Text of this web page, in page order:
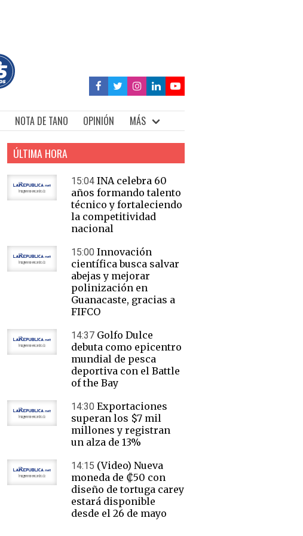
NOTA DE TANO OPINIÓN MÁS
ÚLTIMA HORA
15:04 INA celebra 60
años formando talento
técnico y fortaleciendo
la competitividad
nacional
15:00 Innovación
científica busca salvar
abejas y mejorar
polinización en
Guanacaste, gracias a
FIFCO
14:37 Golfo Dulce
debuta como epicentro
mundial de pesca
deportiva con el Battle
of the Bay
14:30 Exportaciones
superan los $7 mil
millones y registran
un alza de 13%
14:15 (Video) Nueva
moneda de ₡50 con
diseño de tortuga carey
estará disponible
desde el 26 de mayo